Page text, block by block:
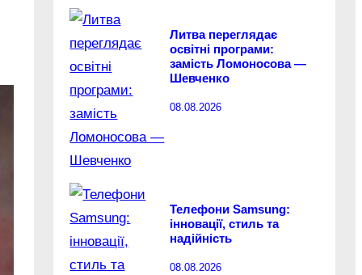
Литва переглядає
освітні програми:
замість Ломоносова —
Шевченко
08.08.2026
Телефони Samsung:
інновації, стиль та
надійність
08.08.2026